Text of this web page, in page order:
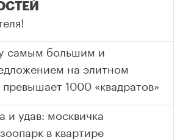
самым большим и
на элитном
1000 «квадратов»
и удав: москвичка
в квартире